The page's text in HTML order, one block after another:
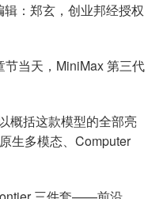
辑：郑玄，创业邦经授权
当天，MiniMax 第三代
概括这款模型的全部亮
生多模态、Computer